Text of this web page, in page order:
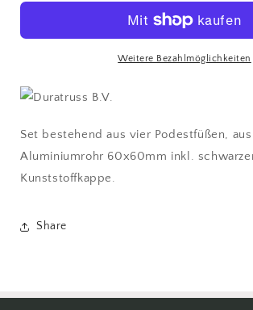
Set
pcs)
Podestfüsse
Set
80cm
Weitere Bezahlmöglichkeiten
Set bestehend aus vier Podestfüßen,
Aluminiumrohr 60x60mm inkl.
Kunststoffkappe.
Share